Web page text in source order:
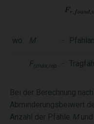
wo: M -
Fr,max,rep -
Bei der Berechnung
Abminderungsbeiwert
Anzahl der Pfähle Mund